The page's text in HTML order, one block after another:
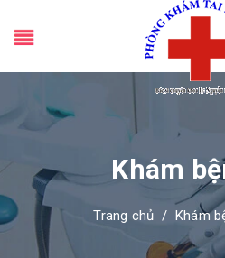
Khám
Trang chủ / Khám